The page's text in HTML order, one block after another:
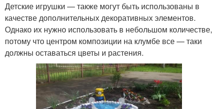
Детские игрушки — также могут быть использованы в
качестве дополнительных декоративных элементов.
Однако их нужно использовать в небольшом количестве,
потому что центром композиции на клумбе все — таки
должны оставаться цветы и растения.